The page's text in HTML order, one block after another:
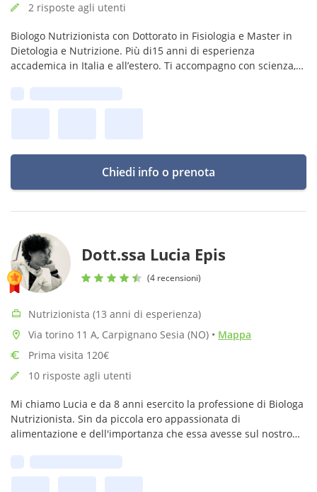
2 risposte agli utenti
Biologo Nutrizionista con Dottorato in Fisiologia e Master in
Dietologia e Nutrizione. Più di15 anni di esperienza
accademica in Italia e all’estero. Ti accompagno con scienza,
Chiedi info o prenota
Dott.ssa Lucia Epis
(4 recensioni)
Nutrizionista (13 anni di esperienza)
Via torino 11 A, Carpignano Sesia (NO) • Mappa
Prima visita 120€
10 risposte agli utenti
Mi chiamo Lucia e da 8 anni esercito la professione di Biologa
Nutrizionista. Sin da piccola ero appassionata di
alimentazione e dell'importanza che essa avesse sul nostro